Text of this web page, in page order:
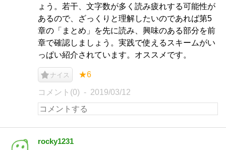
ょう。若干、文字数が多く読み疲れする可能性が
あるので、ざっくりと理解したいのであれば第5
章の「まとめ」を先に読み、興味のある部分を前
章で確認しましょう。実践で使えるスキームがい
っぱい紹介されています。オススメです。
ナイス ★6
コメント(0) 2019/03/12
rocky1231